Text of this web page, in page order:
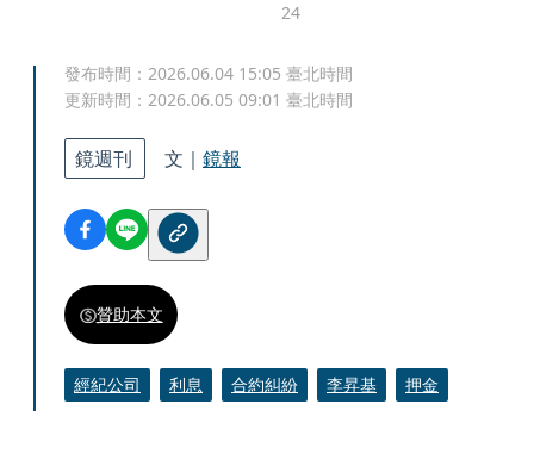
24
發布時間： 2026.06.04 15:05 臺北時間
更新時間： 2026.06.05 09:01 臺北時間
鏡週刊 文｜ 鏡報
贊助本文
經紀公司 利息 合約糾紛 李昇基 押金